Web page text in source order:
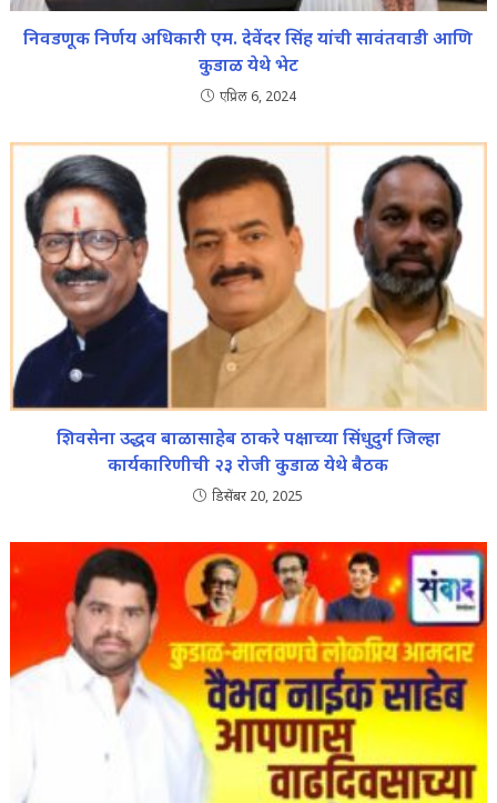
निवडणूक निर्णय अधिकारी एम. देवेंदर सिंह यांची सावंतवाडी आणि
कुडाळ येथे भेट
एप्रिल 6, 2024
शिवसेना उद्धव बाळासाहेब ठाकरे पक्षाच्या सिंधुदुर्ग जिल्हा
कार्यकारिणीची २३ रोजी कुडाळ येथे बैठक
डिसेंबर 20, 2025